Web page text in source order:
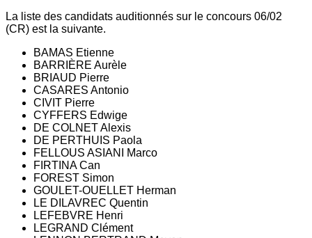
La liste des candidats auditionnés sur le concours 06/02
(CR) est la suivante.
BAMAS Etienne
BARRIÈRE Aurèle
BRIAUD Pierre
CASARES Antonio
CIVIT Pierre
CYFFERS Edwige
DE COLNET Alexis
DE PERTHUIS Paola
FELLOUS ASIANI Marco
FIRTINA Can
FOREST Simon
GOULET-OUELLET Herman
LE DILAVREC Quentin
LEFEBVRE Henri
LEGRAND Clément